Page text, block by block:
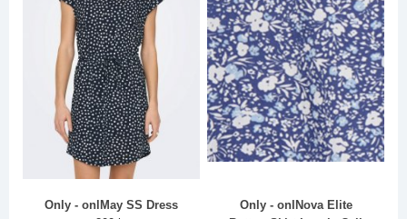
Only - onlMay SS Dress
Only - onlNova Elite